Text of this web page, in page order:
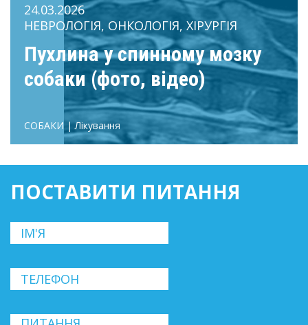
24.03.2026
НЕВРОЛОГІЯ, ОНКОЛОГІЯ, ХІРУРГІЯ
Пухлина у спинному мозку
собаки (фото, відео)
СОБАКИ | Лікування
ПОСТАВИТИ ПИТАННЯ